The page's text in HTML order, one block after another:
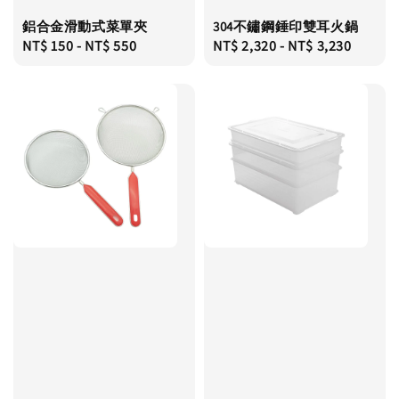
鋁合金滑動式菜單夾
Regular
NT$ 150- NT$ 550
304不鏽鋼錘印雙耳火鍋
Regular
NT$ 2,320- NT$ 3,230